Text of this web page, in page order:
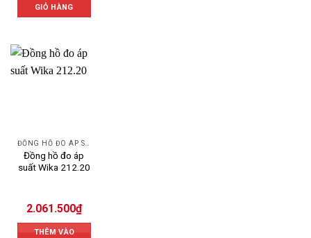
GIỎ HÀNG
Đồng hồ đo áp
suất Wika 212.20
2.061.500₫
THÊM VÀO